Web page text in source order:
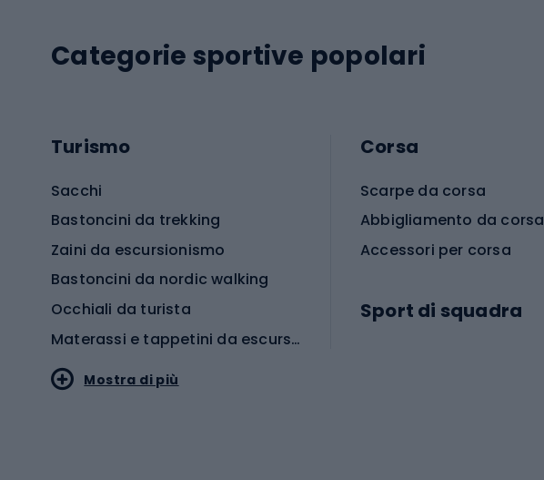
Categorie sportive popolari
Turismo
Sacchi
Bastoncini da trekking
Zaini da escursionismo
Bastoncini da nordic walking
Occhiali da turista
Materassi e tappetini da escursionismo
Corsa
Scarpe da corsa
Abbigliamento da corsa
Accessori per corsa
Sport di squadra
Mostra di più